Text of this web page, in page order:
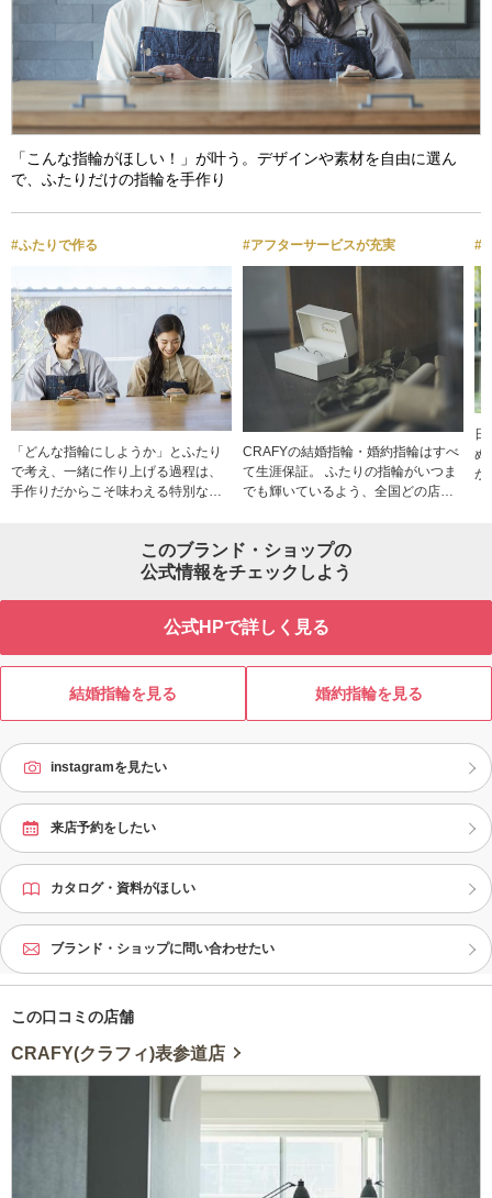
「こんな指輪がほしい！」が叶う。デザインや素材を自由に選ん
で、ふたりだけの指輪を手作り
#ふたりで作る
「どんな指輪にしようか」とふたり
で考え、一緒に作り上げる過程は、
手作りだからこそ味わえる特別な時
にひとつだけのオリジナルの指輪で
度が高い「ワックス制作コース」。
製法で指輪を叩いて作る「金属加工
コース」がおすすめです。 また、ご
もご用意しています。 何十年後も思
い出す、ふたりにとって大切な日と
なりますよう、 制作シーンの撮影特
典や完全個室のご用意、マンツーマ
ンのサポート体制など、豊富なサー
ビスをご用意しお待ちしておりま
す。
#アフターサービスが充実
CRAFYの結婚指輪・婚約指輪はすべ
て生涯保証。 ふたりの指輪がいつま
でも輝いているよう、全国どの店舗
ズ直しをはじめ、磨き直し、加工の
かけ直し、クリーニング、小傷取
回数に限りはなく、いつでも、何度
印や表面加工の変更、宝石の追加な
ど納品後のデザインのご相談も承っ
籍日が変更になったから刻印を変え
だからこそ、末永くサポートさせて
いただきます。
#
日
ぬ
が
り
が叶い
このブランド・ショップの
公式情報をチェックしよう
公式HPで詳しく見る
結婚指輪を見る 婚約指輪を見る
instagramを見たい
来店予約をしたい
カタログ・資料がほしい
ブランド・ショップに問い合わせたい
この口コミの店舗
CRAFY(クラフィ)表参道店